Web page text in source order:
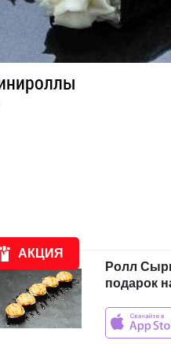
АКЦИЯ
Ролл
подарок